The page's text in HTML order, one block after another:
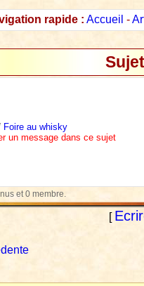
rapide : Accueil -
Foire au whisky
un message dans ce sujet
et 0 membre.
[